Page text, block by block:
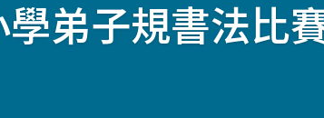
弟子規書法比